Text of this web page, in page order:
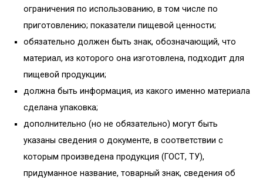
ограничения по использованию, в том числе по
приготовлению; показатели пищевой ценности;
обязательно должен быть знак, обозначающий, что
материал, из которого она изготовлена, подходит для
пищевой продукции;
должна быть информация, из какого именно материала
сделана упаковка;
дополнительно (но не обязательно) могут быть
указаны сведения о документе, в соответствии с
которым произведена продукция (ГОСТ, ТУ),
придуманное название, товарный знак, сведения об